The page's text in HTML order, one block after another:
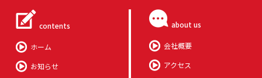
contents
ホーム
お知らせ
about us
会社概要
アクセス